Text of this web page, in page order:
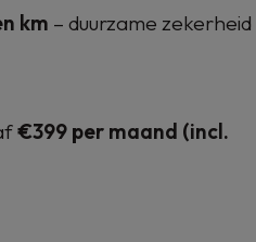
km – duurzame zekerheid
€399 per maand (incl.